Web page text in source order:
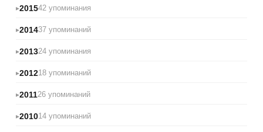
201542 упоминания
201437 упоминаний
201324 упоминания
201218 упоминаний
201126 упоминаний
201014 упоминаний